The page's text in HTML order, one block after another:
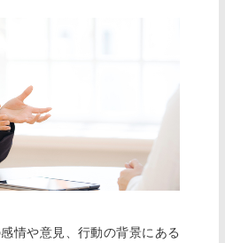
情や意見、行動の背景にある